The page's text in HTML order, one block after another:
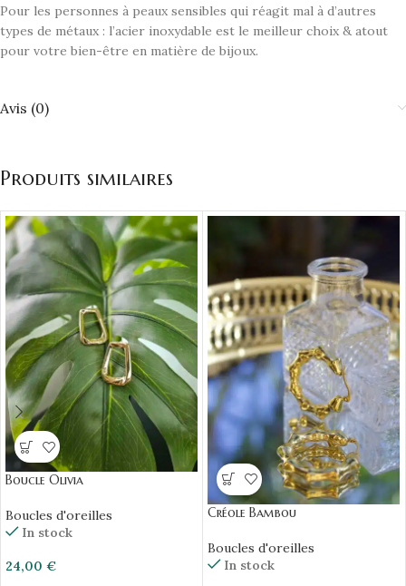
Pour les personnes à peaux sensibles qui réagit mal à d’autres
types de métaux : l’acier inoxydable est le meilleur choix & atout
pour votre bien-être en matière de bijoux.
Avis (0)
Produits similaires
Boucle Olivia
Boucles d'oreilles
In stock
24,00 €
Créole Bambou
Boucles d'oreilles
In stock